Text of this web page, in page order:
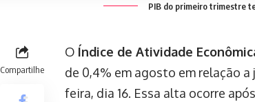
PIB do primeiro trimestre
Compartilhe
O Índice de Atividade
de 0,4% em agosto em relação
feira, dia 16. Essa alta ocorre